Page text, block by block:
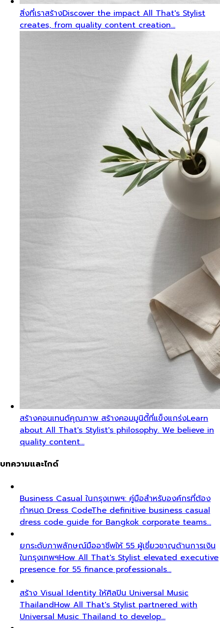
สิ่งที่เราสร้างDiscover the impact All That's Stylist
creates, from quality content creation…
สร้างคอนเทนต์คุณภาพ สร้างคอมมูนิตี้ที่แข็งแกร่งLearn
about All That's Stylist's philosophy. We believe in
quality content…
บทความและไกด์
Business Casual ในกรุงเทพฯ: คู่มือสำหรับองค์กรที่ต้อง
กำหนด Dress CodeThe definitive business casual
dress code guide for Bangkok corporate teams…
ยกระดับภาพลักษณ์มืออาชีพให้ 55 ผู้เชี่ยวชาญด้านการเงิน
ในกรุงเทพฯHow All That's Stylist elevated executive
presence for 55 finance professionals…
สร้าง Visual Identity ให้ศิลปิน Universal Music
ThailandHow All That's Stylist partnered with
Universal Music Thailand to develop…